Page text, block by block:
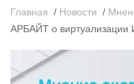
Главная / Новости /
АРБАЙТ о виртуализации